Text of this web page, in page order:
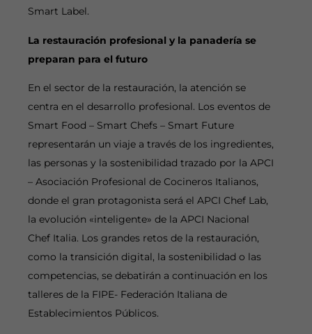
Smart Label.
La restauración profesional y la panadería se
preparan para el futuro
En el sector de la restauración, la atención se
centra en el desarrollo profesional. Los eventos de
Smart Food – Smart Chefs – Smart Future
representarán un viaje a través de los ingredientes,
las personas y la sostenibilidad trazado por la APCI
– Asociación Profesional de Cocineros Italianos,
donde el gran protagonista será el APCI Chef Lab,
la evolución «inteligente» de la APCI Nacional
Chef Italia. Los grandes retos de la restauración,
como la transición digital, la sostenibilidad o las
competencias, se debatirán a continuación en los
talleres de la FIPE- Federación Italiana de
Establecimientos Públicos.